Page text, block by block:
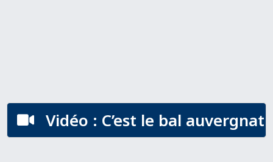
 Vidéo : C’est le bal auvergnat